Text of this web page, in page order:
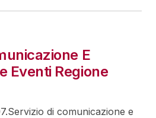
E
Eventi Regione
di comunicazione e